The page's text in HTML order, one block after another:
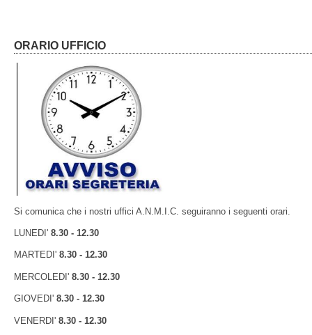
ORARIO UFFICIO
Si comunica che i nostri uffici A.N.M.I.C. seguiranno i seguenti orari.
LUNEDI' 8.30 - 12.30
MARTEDI' 8.30 - 12.30
MERCOLEDI' 8.30 - 12.30
GIOVEDI' 8.30 - 12.30
VENERDI' 8.30 - 12.30